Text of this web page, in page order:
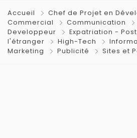
Accueil
Chef de Projet en
Commercial
Communication
Developpeur
Expatriation -
l'étranger
High-Tech
Marketing
Publicité Sites et